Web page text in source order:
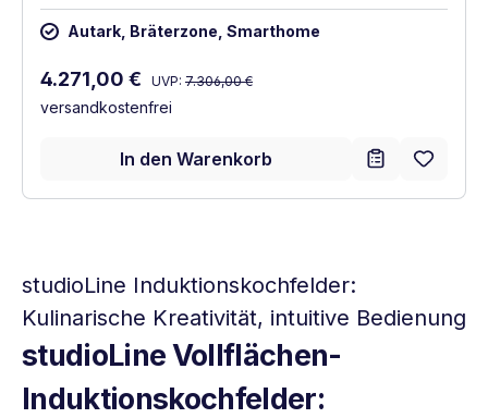
Autark, Bräterzone, Smarthome
Verkaufspreis:
4.271,00 € Regulärer Preis:
UVP: 7.306,00 €
versandkostenfrei
In den Warenkorb
studioLine Induktionskochfelder:
Kulinarische Kreativität, intuitive Bedienung
studioLine Vollflächen-
Induktionskochfelder: